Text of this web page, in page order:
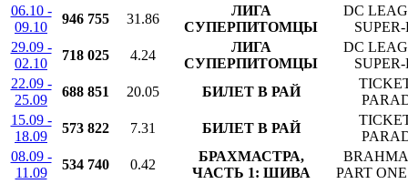
06.10 -
09.10
946 755 31.86
ЛИГА
СУПЕРПИТОМЦЫ
DC
29.09 -
02.10
718 025 4.24
ЛИГА
СУПЕРПИТОМЦЫ
DC
22.09 -
25.09
688 851 20.05 БИЛЕТ В РАЙ
15.09 -
18.09
573 822 7.31 БИЛЕТ В РАЙ
08.09 -
11.09
534 740 0.42
БРАХМАСТРА,
ЧАСТЬ 1: ШИВА
PART